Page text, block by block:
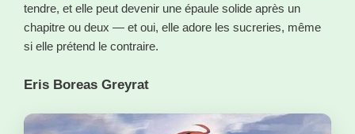
tendre, et elle peut devenir une épaule solide après un
chapitre ou deux — et oui, elle adore les sucreries, même
si elle prétend le contraire.
Eris Boreas Greyrat